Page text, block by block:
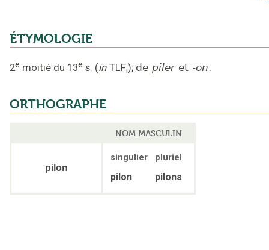
ÉTYMOLOGIE
2e moitié du 13e s. (in TLFi); de piler et -on.
ORTHOGRAPHE
NOM MASCULIN
pilon
singulier pluriel
pilon pilons